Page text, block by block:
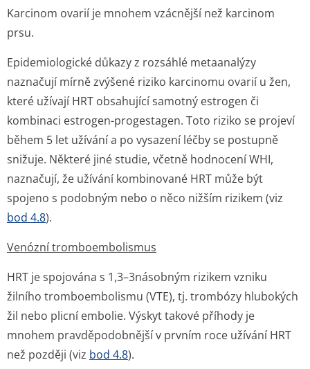
Karcinom ovarií je mnohem vzácnější než karcinom
prsu.
Epidemiologické důkazy z rozsáhlé metaanalýzy
naznačují mírně zvýšené riziko karcinomu ovarií u žen,
které užívají HRT obsahující samotný estrogen či
kombinaci estrogen-progestagen. Toto riziko se projeví
během 5 let užívání a po vysazení léčby se postupně
snižuje. Některé jiné studie, včetně hodnocení WHI,
naznačují, že užívání kombinované HRT může být
spojeno s podobným nebo o něco nižším rizikem (viz
bod 4.8).
Venózní tromboembolismus
HRT je spojována s 1,3–3násobným rizikem vzniku
žilního tromboembolismu (VTE), tj. trombózy hlubokých
žil nebo plicní embolie. Výskyt takové příhody je
mnohem pravděpodobnější v prvním roce užívání HRT
než později (viz bod 4.8).